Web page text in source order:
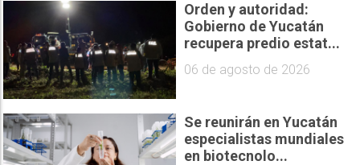
Orden y autoridad:
Gobierno de Yucatán
recupera predio estat...
06 de agosto de 2026
Se reunirán en Yucatán
especialistas mundiales
en biotecnolo...